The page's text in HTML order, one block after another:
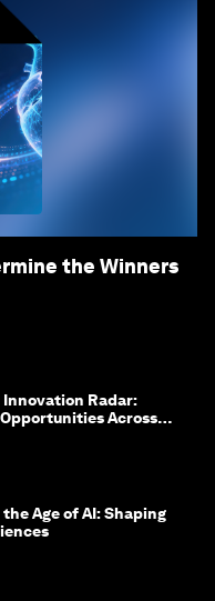
the Winners
Innovation Radar:
Across
Age of AI: Shaping